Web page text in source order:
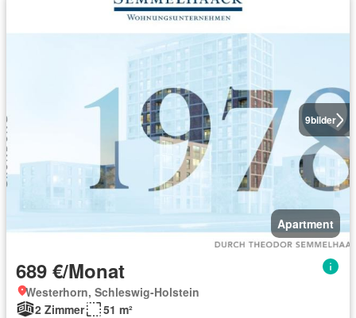
9bilder
Apartment
689 €/Monat
Westerhorn, Schleswig-Holstein
2 Zimmer
51 m²